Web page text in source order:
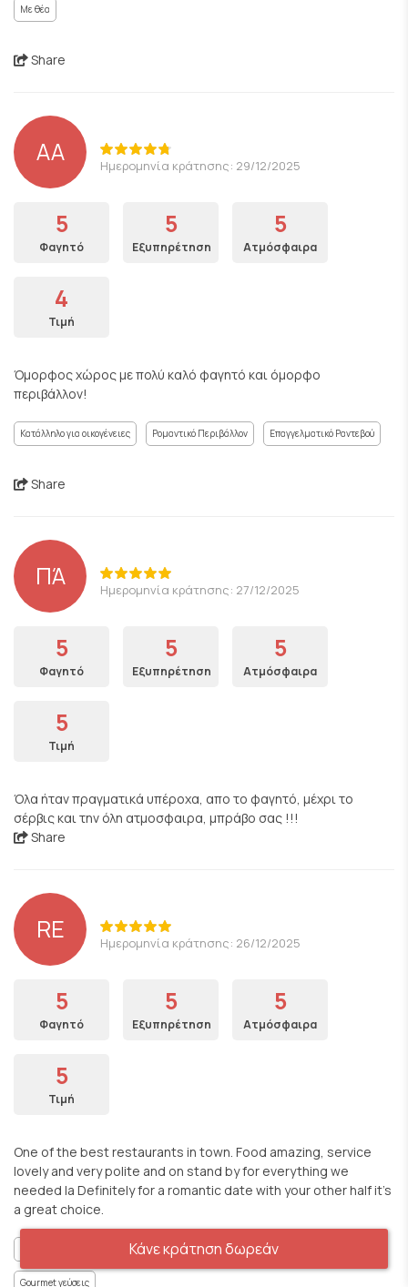
Με θέα
Share
AA Ημερομηνία κράτησης: 29/12/2025
5
Φαγητό
5
Εξυπηρέτηση
5
Ατμόσφαιρα
4
Τιμή
Όμορφος χώρος με πολύ καλό φαγητό και όμορφο
περιβάλλον!
Κατάλληλο για οικογένειες Ρομαντικό Περιβάλλον Επαγγελματικό Ραντεβού
Share
ΠΆ Ημερομηνία κράτησης: 27/12/2025
5
Φαγητό
5
Εξυπηρέτηση
5
Ατμόσφαιρα
5
Τιμή
Όλα ήταν πραγματικά υπέροχα, απο το φαγητό, μέχρι το
σέρβις και την όλη ατμοσφαιρα, μπράβο σας !!!
Share
RE Ημερομηνία κράτησης: 26/12/2025
5
Φαγητό
5
Εξυπηρέτηση
5
Ατμόσφαιρα
5
Τιμή
One of the best restaurants in town. Food amazing, service
lovely and very polite and on stand by for everything we
needed la Definitely for a romantic date with your other half it’s
a great choice.
Ρομαντικό Περιβάλλον Για κουβεντούλα
Gourmet γεύσεις
Κάνε κράτηση δωρεάν